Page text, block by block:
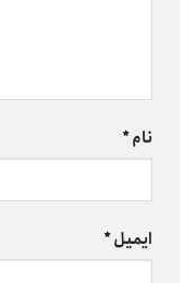
نام*
ایمیل*